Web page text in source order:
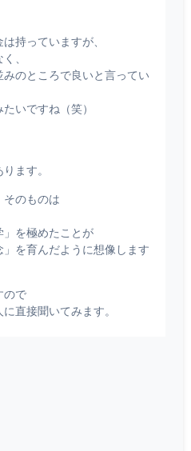
持っていますが、
、
のところで良いと言ってい
いですね（笑）
ます。
そのものは
を極めたことが
」を育んだように想像します
ので
直接聞いてみます。